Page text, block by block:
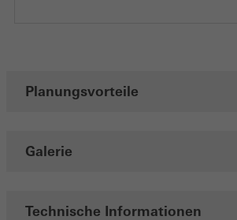
Planungsvorteile
Galerie
Technische Informationen